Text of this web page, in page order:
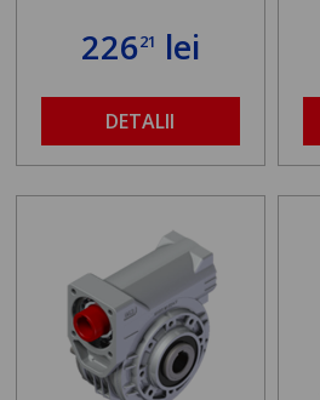
22621 lei
DETALII